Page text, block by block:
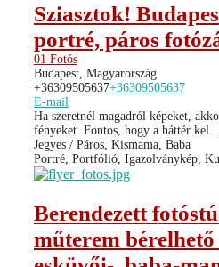
Sziasztok!
portré, páros
01 Fotós
Budapest, Magyarország
+36309505637+36309505637
E-mail
Ha szeretnél magadról képeket,
fényeket. Fontos, hogy a háttér kel...
Jegyes / Páros, Kismama, Baba
Portré, Portfólió, Igazolványkép,
Berendezett
műterem bérelhető